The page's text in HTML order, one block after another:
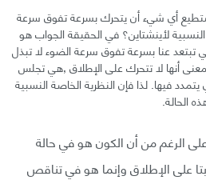
أي شيء أن يتحرك بسرعة تفوق سرعة
لأينشتاين؟ في الحقيقة الجواب هو
تبتعد عنا بسرعة تفوق سرعة الضوء لا تبذل
أنها لا تتحرك على الإطلاق ,هي تجلس
فيها. لذا فإن النظرية الخاصة النسبية
الحالة.
الرغم من أن الكون هو في حالة
على الإطلاق وإنما هو في تناقص